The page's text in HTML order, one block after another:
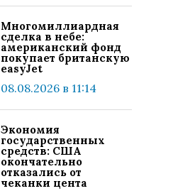
Многомиллиардная
сделка в небе:
американский фонд
покупает британскую
easyJet
08.08.2026 в 11:14
Экономия
государственных
средств: США
окончательно
отказались от
чеканки цента